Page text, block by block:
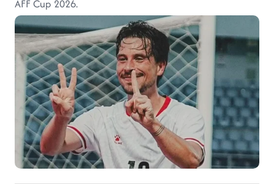
AFF Cup 2026.